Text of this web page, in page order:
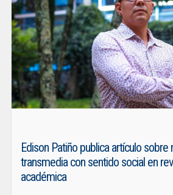
Edison Patiño publica artículo sobre
transmedia con sentido social en
académica